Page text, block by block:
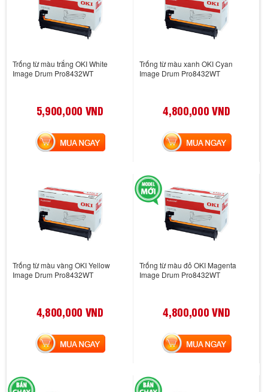
Trống từ màu trắng OKI White
Image Drum Pro8432WT
5,900,000 VND
MUA NGAY
Trống từ màu xanh OKI Cyan
Image Drum Pro8432WT
4,800,000 VND
MUA NGAY
Trống từ màu vàng OKI Yellow
Image Drum Pro8432WT
4,800,000 VND
MUA NGAY
Trống từ màu đỏ OKI Magenta
Image Drum Pro8432WT
4,800,000 VND
MUA NGAY